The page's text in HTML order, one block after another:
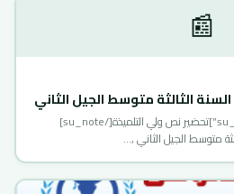
📰
الثالثة متوسط الجيل الثاني
[su_note note_color=”#53defb”]تحضير نص ولي التلميذة[/su_note]
متوسط الجيل الثاني ,…